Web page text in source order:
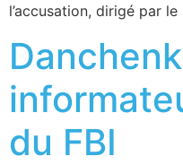
l’accusation, dirigé par
du FBI